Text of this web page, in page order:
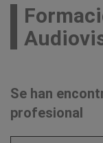
Se han
profesional